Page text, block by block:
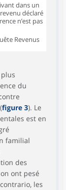
dans un
déclaré
n’est pas
Revenus
du
figure 3). Le
est en
familial
des
ont pesé
les